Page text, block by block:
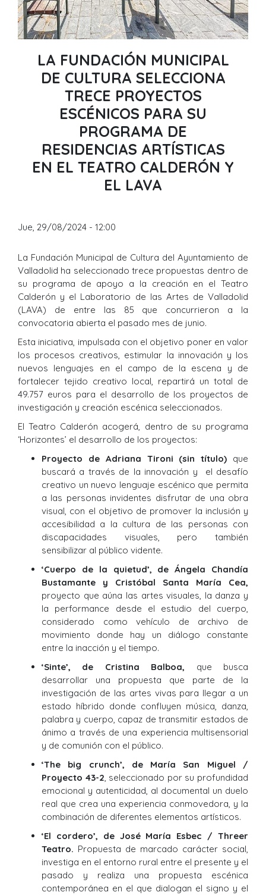
LA FUNDACIÓN MUNICIPAL
DE CULTURA SELECCIONA
TRECE PROYECTOS
ESCÉNICOS PARA SU
PROGRAMA DE
RESIDENCIAS ARTÍSTICAS
EN EL TEATRO CALDERÓN Y
EL LAVA
Jue, 29/08/2024 - 12:00
La Fundación Municipal de Cultura del Ayuntamiento de
Valladolid ha seleccionado trece propuestas dentro de
su programa de apoyo a la creación en el Teatro
Calderón y el Laboratorio de las Artes de Valladolid
(LAVA) de entre las 85 que concurrieron a la
convocatoria abierta el pasado mes de junio.
Esta iniciativa, impulsada con el objetivo poner en valor
los procesos creativos, estimular la innovación y los
nuevos lenguajes en el campo de la escena y de
fortalecer tejido creativo local, repartirá un total de
49.757 euros para el desarrollo de los proyectos de
investigación y creación escénica seleccionados.
El Teatro Calderón acogerá, dentro de su programa
‘Horizontes’ el desarrollo de los proyectos:
Proyecto de Adriana Tironi (sin título) que
buscará a través de la innovación y el desafío
creativo un nuevo lenguaje escénico que permita
a las personas invidentes disfrutar de una obra
visual, con el objetivo de promover la inclusión y
accesibilidad a la cultura de las personas con
discapacidades visuales, pero también
sensibilizar al público vidente.
‘Cuerpo de la quietud’, de Ángela Chandía
Bustamante y Cristóbal Santa María Cea,
proyecto que aúna las artes visuales, la danza y
la performance desde el estudio del cuerpo,
considerado como vehículo de archivo de
movimiento donde hay un diálogo constante
entre la inacción y el tiempo.
‘Sinte’, de Cristina Balboa, que busca
desarrollar una propuesta que parte de la
investigación de las artes vivas para llegar a un
estado híbrido donde confluyen música, danza,
palabra y cuerpo, capaz de transmitir estados de
ánimo a través de una experiencia multisensorial
y de comunión con el público.
‘The big crunch’, de María San Miguel /
Proyecto 43-2, seleccionado por su profundidad
emocional y autenticidad, al documental un duelo
real que crea una experiencia conmovedora, y la
combinación de diferentes elementos artísticos.
‘El cordero’, de José María Esbec / Threer
Teatro. Propuesta de marcado carácter social,
investiga en el entorno rural entre el presente y el
pasado y realiza una propuesta escénica
contemporánea en el que dialogan el signo y el